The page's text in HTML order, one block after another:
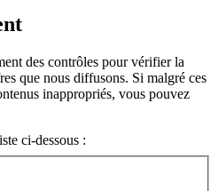
des contrôles pour vérifier la
que nous diffusons. Si malgré ces
inappropriés, vous pouvez
ci-dessous :